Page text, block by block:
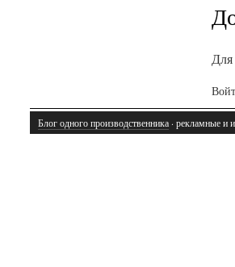
Блог одного производственника · рекламные и